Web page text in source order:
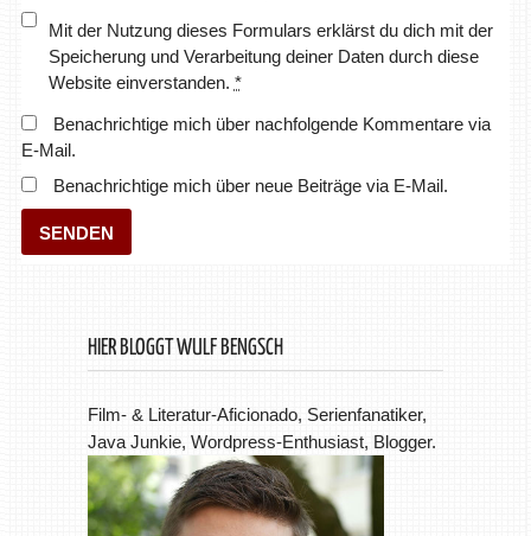
Mit der Nutzung dieses Formulars erklärst du dich mit der
Speicherung und Verarbeitung deiner Daten durch diese
Website einverstanden. *
Benachrichtige mich über nachfolgende Kommentare via
E-Mail.
Benachrichtige mich über neue Beiträge via E-Mail.
HIER BLOGGT WULF BENGSCH
Film- & Literatur-Aficionado, Serienfanatiker,
Java Junkie, Wordpress-Enthusiast, Blogger.